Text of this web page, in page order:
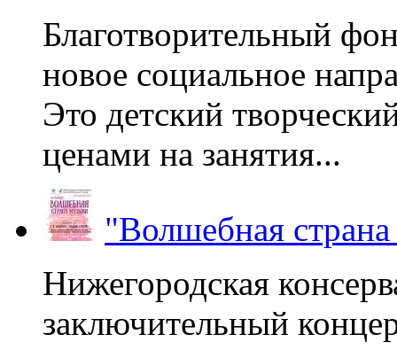
Благотворительный
новое социальное
Это детский
ценами на занятия...
"Волшебная
Нижегородская
заключительный